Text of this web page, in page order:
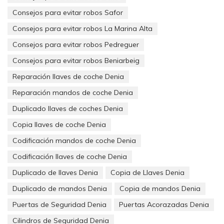
Gracias a los materiales que utilizaron los fabricantes en el
proceso de elaboración, estos escudos son realmente
resistentes a los ataques. Si eres de las personas que estás
amigos de lo ajeno, te recomiendo ampliamente el uso de
estos escudos protectores acorazados.
Pero es esencial que estos sean instalados por cerrajeros
profesionales, ya que hay personas que dicen ser cerrajeros
pero son inexpertos y en vez de ofrecerte ayuda, lo que hacen
es empeorar la situación que tengas en tu propiedad. Es
estos escudos.
DISEC. Otra cosa que debes saber es que estos escudos
vienen en muchos modelos, asegúrate que el que elijas sea
compatible con el cilindro de tu cerradura. Así que no lo
pienses más, ve cuanto antes y consigue en el mercado tu
Consejos para evitar robos Safor
Consejos para evitar robos La Marina Alta
Consejos para evitar robos Pedreguer
Consejos para evitar robos Beniarbeig
Reparación llaves de coche Denia
Reparación mandos de coche Denia
Duplicado llaves de coches Denia
Copia llaves de coche Denia
Codificación mandos de coche Denia
Codificación llaves de coche Denia
Duplicado de llaves Denia
Copia de Llaves Denia
Duplicado de mandos Denia
Copia de mandos Denia
Puertas de Seguridad Denia
Puertas Acorazadas Denia
Cilindros de Seguridad Denia